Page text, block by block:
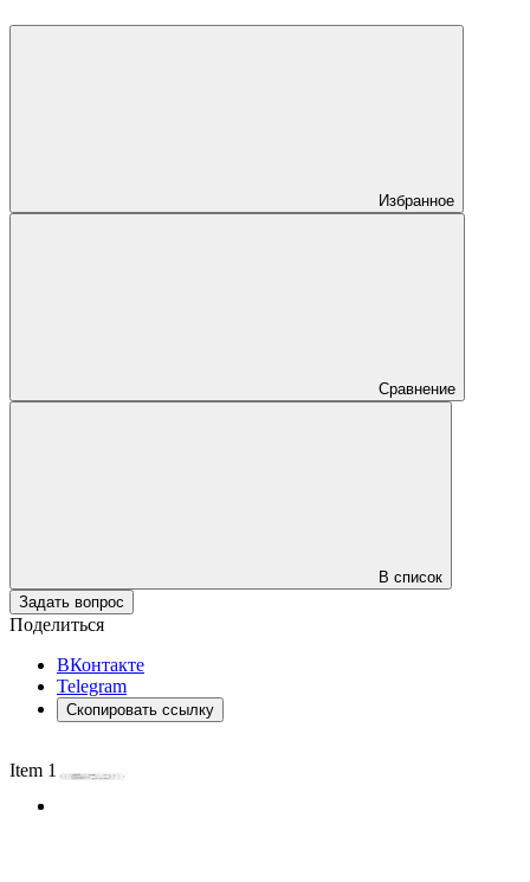
Избранное
Сравнение
В список
Задать вопрос
Поделиться
ВКонтакте
Telegram
Скопировать ссылку
Item 1 of 2